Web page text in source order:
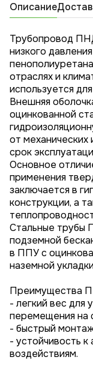
Описание
Трубопровод
низкого
отраслях и
используется
Внешняя
оцинкованной
от
срок
Основное
применения
заключается в
конструкции, а
Стальные трубы
подземной
в ППУ с
наземной
Преимущества
- легкий вес для
перемещения на
- быстрый
- устойчивость
воздействиям.